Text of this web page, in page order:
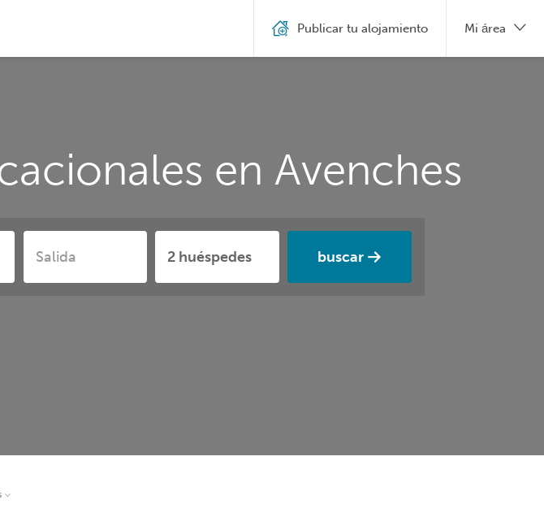
en Avenches
buscar
Publicar tu alojamiento Mi área